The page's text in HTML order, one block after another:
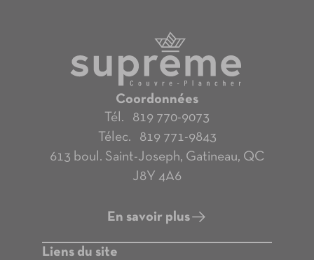
Coordonnées
Tél. 819 770-9073
Télec. 819 771-9843
613 boul. Saint-Joseph, Gatineau, QC
J8Y 4A6
En savoir plus
Liens du site